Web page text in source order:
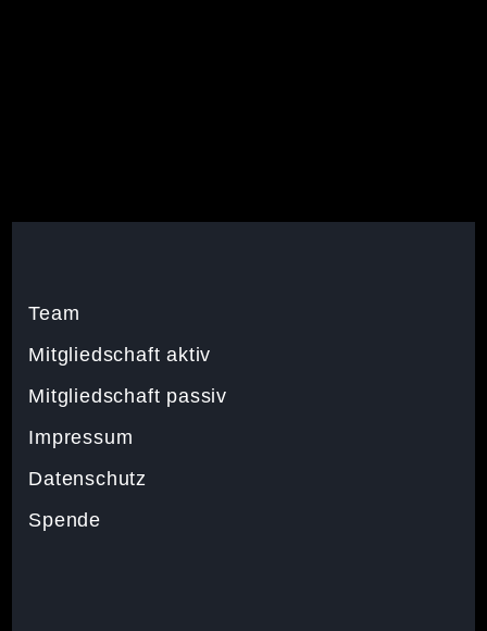
Team
Mitgliedschaft aktiv
Mitgliedschaft passiv
Impressum
Datenschutz
Spende